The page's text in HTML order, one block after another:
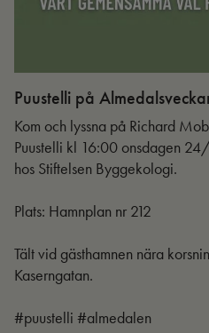
Puustelli på
Kom och lyssna på Richard
Puustelli kl 16:00 onsdagen
hos Stiftelsen Byggekologi.
Plats: Hamnplan nr 212
Tält vid gästhamnen nära
Kaserngatan.
#puustelli #almedalen